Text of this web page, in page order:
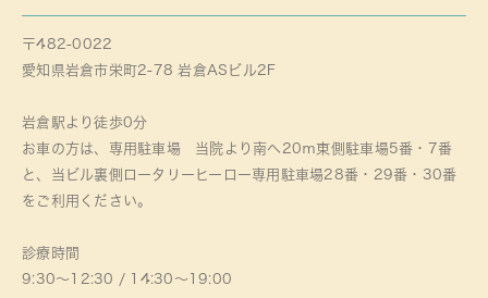
〒482-0022
愛知県岩倉市栄町2-78 岩倉ASビル2F
岩倉駅より徒歩0分
お車の方は、専用駐車場 当院より南へ20ｍ東側駐車場5番・7番
と、当ビル裏側ロータリーヒーロー専用駐車場28番・29番・30番
をご利用ください。
診療時間
9:30～12:30 / 14:30～19:00